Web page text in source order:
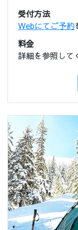
受付方法
Webにてご予約
料金
詳細を参照して